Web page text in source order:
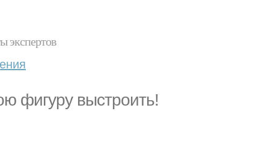
экспертов
фигуру выстроить!